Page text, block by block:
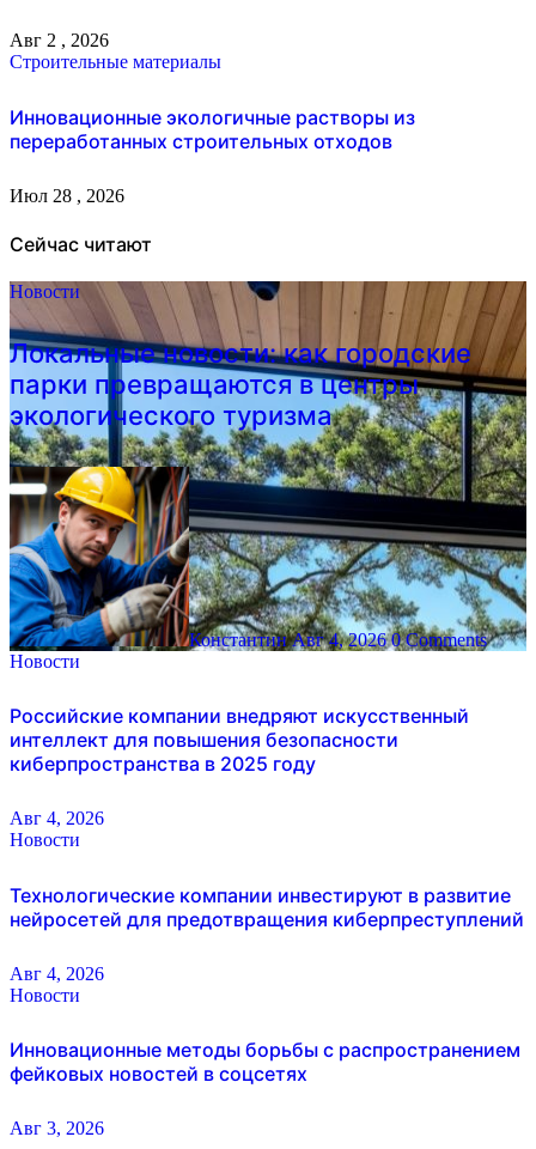
Авг 2 , 2026
Строительные материалы
Инновационные экологичные растворы из
переработанных строительных отходов
Июл 28 , 2026
Сейчас читают
Новости
Локальные новости: как городские
парки превращаются в центры
экологического туризма
КонстантинАвг 4, 2026 0 Comments
Новости
Российские компании внедряют искусственный
интеллект для повышения безопасности
киберпространства в 2025 году
Авг 4, 2026
Новости
Технологические компании инвестируют в развитие
нейросетей для предотвращения киберпреступлений
Авг 4, 2026
Новости
Инновационные методы борьбы с распространением
фейковых новостей в соцсетях
Авг 3, 2026